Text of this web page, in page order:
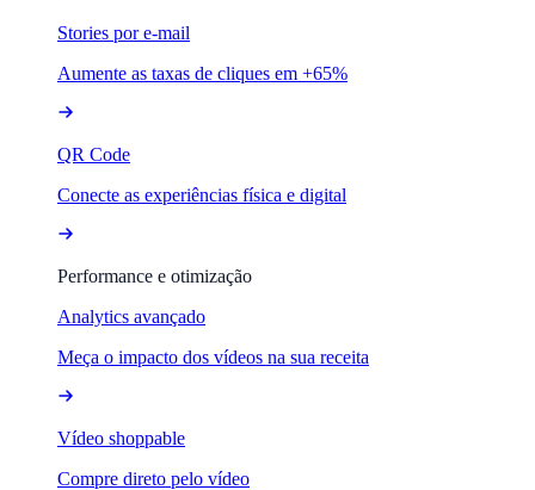
Stories por e-mail
Aumente as taxas de cliques em +65%
QR Code
Conecte as experiências física e digital
Performance e otimização
Analytics avançado
Meça o impacto dos vídeos na sua receita
Vídeo shoppable
Compre direto pelo vídeo